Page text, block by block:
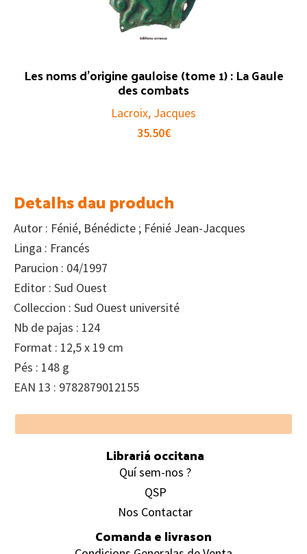
Les noms d’origine gauloise (tome 1) : La Gaule
des combats
Lacroix, Jacques
35.50€
Detalhs dau produch
Autor : Fénié, Bénédicte ; Fénié Jean-Jacques
Linga : Francés
Parucion : 04/1997
Editor : Sud Ouest
Colleccion : Sud Ouest université
Nb de pajas : 124
Format : 12,5 x 19 cm
Pés : 148 g
EAN 13 : 9782879012155
Footer
Librariá occitana
Quí sem-nos ?
QSP
Nos Contactar
Comanda e livrason